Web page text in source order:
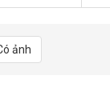
ảnh